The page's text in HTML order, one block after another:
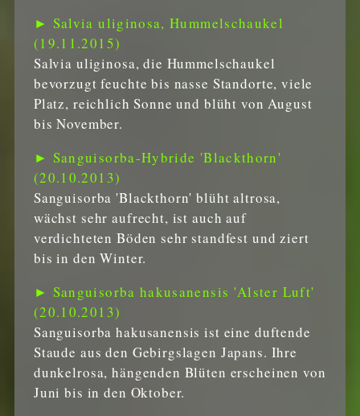
► Salvia uliginosa, Hummelschaukel
(19.11.2015)
Salvia uliginosa, die Hummelschaukel
bevorzugt feuchte bis nasse Standorte, viele
Platz, reichlich Sonne und blüht von August
bis November.
► Sanguisorba-Hybride 'Blackthorn'
(20.10.2013)
Sanguisorba 'Blackthorn' blüht altrosa,
wächst sehr aufrecht, ist auch auf
verdichteten Böden sehr standfest und ziert
bis in den Winter.
► Sanguisorba hakusanensis 'Alster Luft'
(20.10.2013)
Sanguisorba hakusanensis ist eine duftende
Staude aus den Gebirgslagen Japans. Ihre
dunkelrosa, hängenden Blüten erscheinen von
Juni bis in den Oktober.